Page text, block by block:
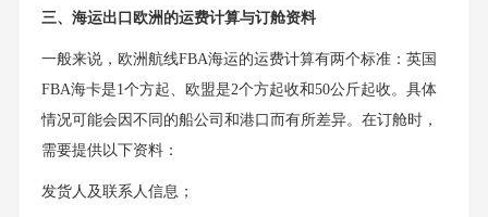
三、海运出口欧洲的运费计算与订舱资料
一般来说，欧洲航线FBA海运的运费计算有两个标准：英国
FBA海卡是1个方起、欧盟是2个方起收和50公斤起收。具体
情况可能会因不同的船公司和港口而有所差异。在订舱时，
需要提供以下资料：
发货人及联系人信息；